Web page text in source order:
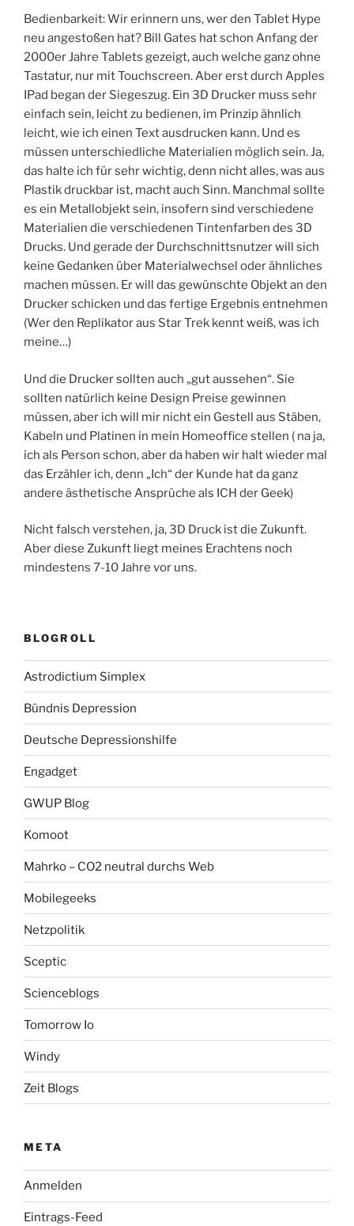
Bedienbarkeit: Wir erinnern uns, wer den Tablet Hype
neu angestoßen hat? Bill Gates hat schon Anfang der
2000er Jahre Tablets gezeigt, auch welche ganz ohne
Tastatur, nur mit Touchscreen. Aber erst durch Apples
IPad began der Siegeszug. Ein 3D Drucker muss sehr
einfach sein, leicht zu bedienen, im Prinzip ähnlich
leicht, wie ich einen Text ausdrucken kann. Und es
müssen unterschiedliche Materialien möglich sein. Ja,
das halte ich für sehr wichtig, denn nicht alles, was aus
Plastik druckbar ist, macht auch Sinn. Manchmal sollte
es ein Metallobjekt sein, insofern sind verschiedene
Materialien die verschiedenen Tintenfarben des 3D
Drucks. Und gerade der Durchschnittsnutzer will sich
keine Gedanken über Materialwechsel oder ähnliches
machen müssen. Er will das gewünschte Objekt an den
Drucker schicken und das fertige Ergebnis entnehmen
(Wer den Replikator aus Star Trek kennt weiß, was ich
meine…)
Und die Drucker sollten auch „gut aussehen“. Sie
sollten natürlich keine Design Preise gewinnen
müssen, aber ich will mir nicht ein Gestell aus Stäben,
Kabeln und Platinen in mein Homeoffice stellen ( na ja,
ich als Person schon, aber da haben wir halt wieder mal
das Erzähler ich, denn „Ich“ der Kunde hat da ganz
andere ästhetische Ansprüche als ICH der Geek)
Nicht falsch verstehen, ja, 3D Druck ist die Zukunft.
Aber diese Zukunft liegt meines Erachtens noch
mindestens 7-10 Jahre vor uns.
BLOGROLL
Astrodictium Simplex
Bündnis Depression
Deutsche Depressionshilfe
Engadget
GWUP Blog
Komoot
Mahrko – CO2 neutral durchs Web
Mobilegeeks
Netzpolitik
Sceptic
Scienceblogs
Tomorrow Io
Windy
Zeit Blogs
META
Anmelden
Eintrags-Feed